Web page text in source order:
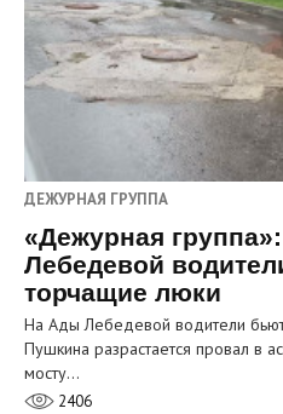
ДЕЖУРНАЯ ГРУППА
«Дежурная
Лебедевой
торчащие люки
На Ады Лебедевой водители
Пушкина разрастается провал в
мосту…
2406